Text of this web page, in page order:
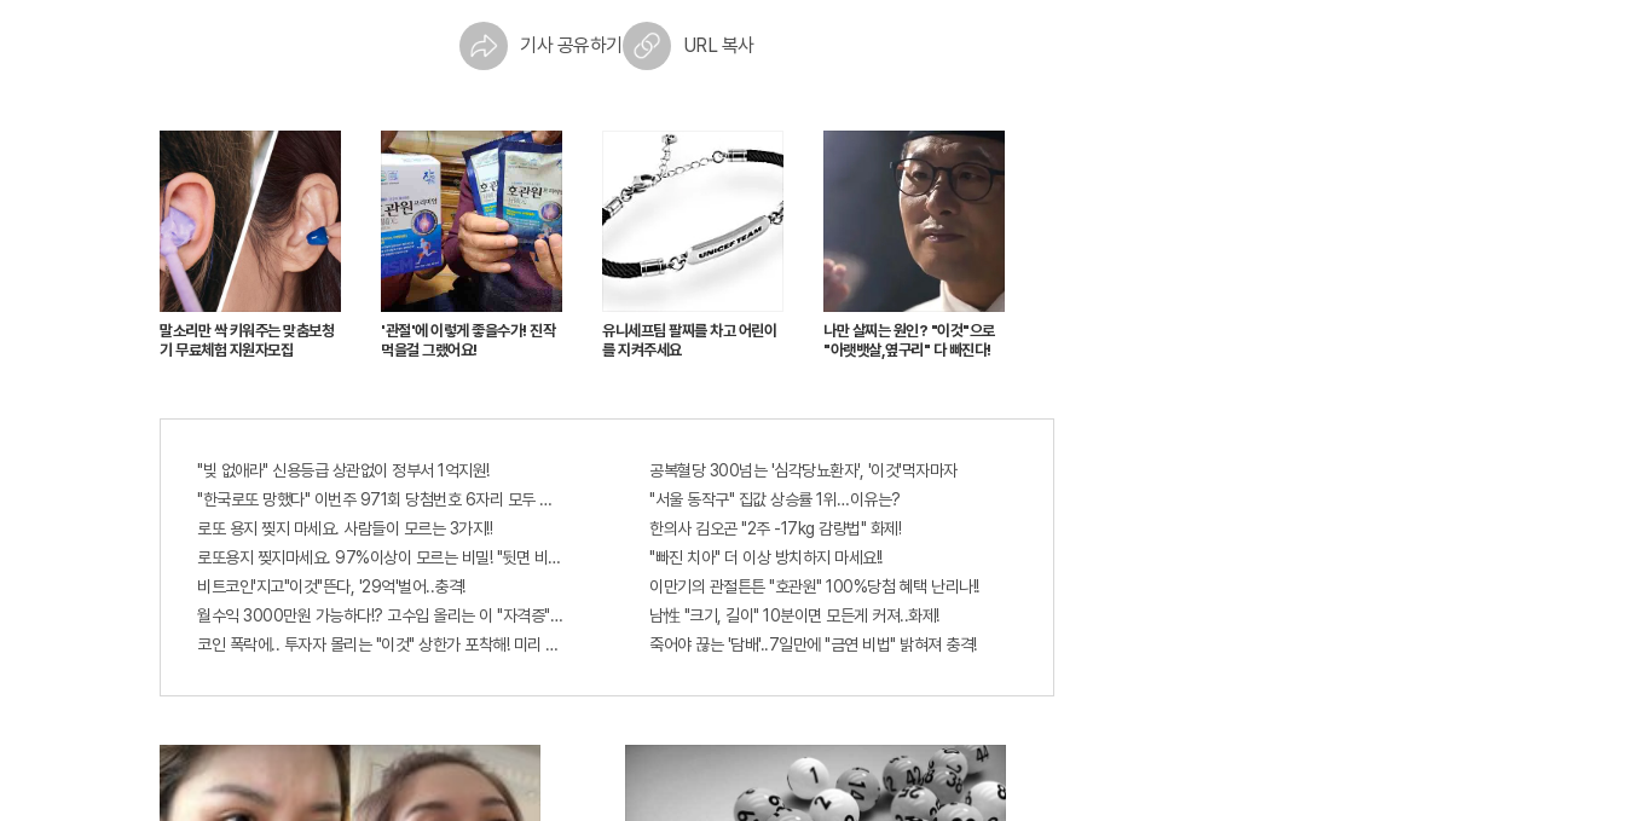
기사 공유하기 URL 복사
말소리만 싹 키워주는 맞춤보청
기 무료체험 지원자모집
'관절'에 이렇게 좋을수가! 진작
먹을걸 그랬어요!
유니세프팀 팔찌를 차고 어린이
를 지켜주세요
나만 살찌는 원인? "이것"으로
"아랫뱃살,옆구리" 다 빠진다!
"빚 없애라" 신용등급 상관없이 정부서 1억지원!
"한국로또 망했다" 이번주 971회 당첨번호 6자리 모두 유출...관계자 실수로 "비상"!
로또 용지 찢지 마세요. 사람들이 모르는 3가지!!
로또용지 찢지마세요. 97%이상이 모르는 비밀! "뒷면 비추면 번호 보인다!?"
비트코인'지고"이것"뜬다, '29억'벌어..충격!
월수익 3000만원 가능하다!? 고수입 올리는 이 "자격증"에 몰리는 이유 알고보니…
코인 폭락에.. 투자자 몰리는 "이것" 상한가 포착해! 미리 투자..
공복혈당 300넘는 '심각당뇨환자', '이것'먹자마자
"서울 동작구" 집값 상승률 1위…이유는?
한의사 김오곤 "2주 -17kg 감량법" 화제!
"빠진 치아" 더 이상 방치하지 마세요!!
이만기의 관절튼튼 "호관원" 100%당첨 혜택 난리나!!
남性 "크기, 길이" 10분이면 모든게 커져..화제!
죽어야 끊는 '담배'..7일만에 "금연 비법" 밝혀져 충격!